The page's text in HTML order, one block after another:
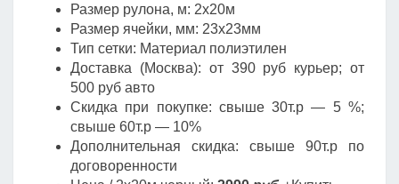
Размер рулона, м: 2х20м
Размер ячейки, мм: 23х23мм
Тип сетки: Материал полиэтилен
Доставка (Москва): от 390 руб курьер; от
500 руб авто
Скидка при покупке: свыше 30т.р — 5 %;
свыше 60т.р — 10%
Дополнительная скидка: свыше 90т.р по
договоренности